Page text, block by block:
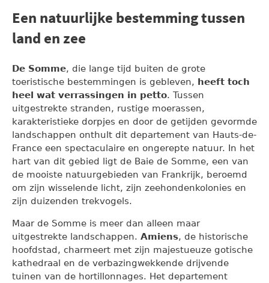
Een natuurlijke bestemming tussen
land en zee
De Somme, die lange tijd buiten de grote
toeristische bestemmingen is gebleven, heeft toch
heel wat verrassingen in petto. Tussen
uitgestrekte stranden, rustige moerassen,
karakteristieke dorpjes en door de getijden gevormde
landschappen onthult dit departement van Hauts-de-
France een spectaculaire en ongerepte natuur. In het
hart van dit gebied ligt de Baie de Somme, een van
de mooiste natuurgebieden van Frankrijk, beroemd
om zijn wisselende licht, zijn zeehondenkolonies en
zijn duizenden trekvogels.
Maar de Somme is meer dan alleen maar
uitgestrekte landschappen. Amiens, de historische
hoofdstad, charmeert met zijn majestueuze gotische
kathedraal en de verbazingwekkende drijvende
tuinen van de hortillonnages. Het departement